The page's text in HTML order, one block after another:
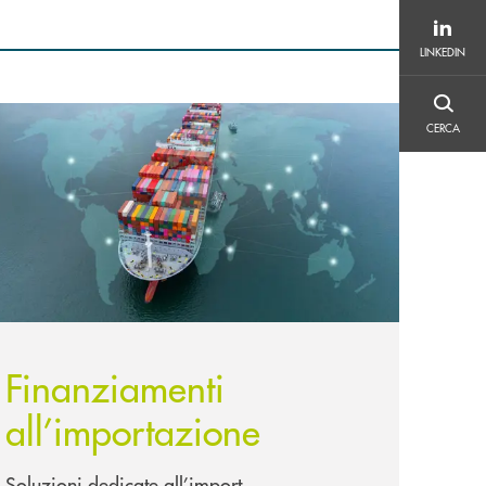
LINKEDIN
CERCA
CERCA
Scopri di più Finanziamenti all’importazione
Finanziamenti
all’importazione